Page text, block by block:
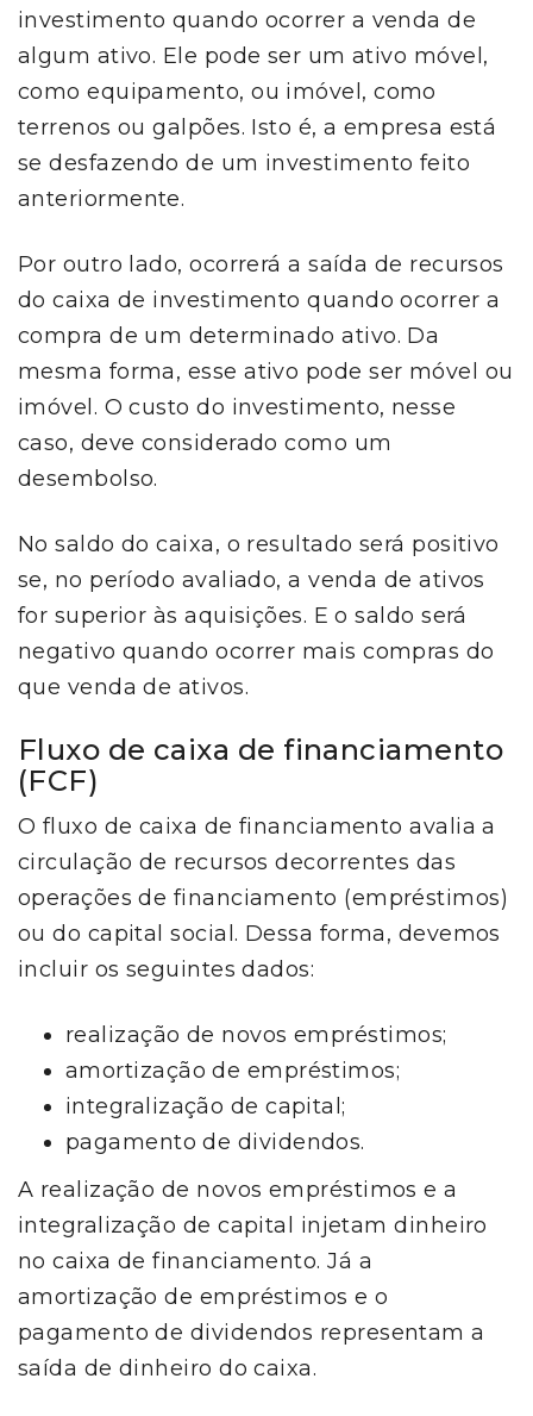
investimento quando ocorrer a venda de
algum ativo. Ele pode ser um ativo móvel,
como equipamento, ou imóvel, como
terrenos ou galpões. Isto é, a empresa está
se desfazendo de um investimento feito
anteriormente.
Por outro lado, ocorrerá a saída de recursos
do caixa de investimento quando ocorrer a
compra de um determinado ativo. Da
mesma forma, esse ativo pode ser móvel ou
imóvel. O custo do investimento, nesse
caso, deve considerado como um
desembolso.
No saldo do caixa, o resultado será positivo
se, no período avaliado, a venda de ativos
for superior às aquisições. E o saldo será
negativo quando ocorrer mais compras do
que venda de ativos.
Fluxo de caixa de financiamento
(FCF)
O fluxo de caixa de financiamento avalia a
circulação de recursos decorrentes das
operações de financiamento (empréstimos)
ou do capital social. Dessa forma, devemos
incluir os seguintes dados:
realização de novos empréstimos;
amortização de empréstimos;
integralização de capital;
pagamento de dividendos.
A realização de novos empréstimos e a
integralização de capital injetam dinheiro
no caixa de financiamento. Já a
amortização de empréstimos e o
pagamento de dividendos representam a
saída de dinheiro do caixa.